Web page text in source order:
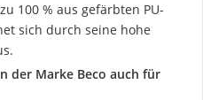
100 % aus gefärbten PU-
sich durch seine hohe
der Marke Beco auch für